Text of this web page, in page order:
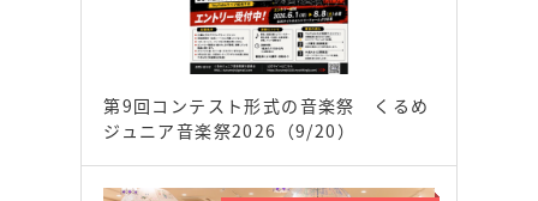
第9回コンテスト形式の音楽祭 くるめ
ジュニア音楽祭2026（9/20）